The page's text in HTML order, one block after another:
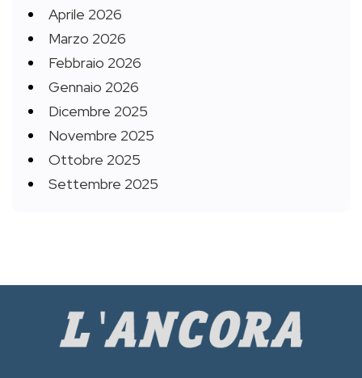
Aprile 2026
Marzo 2026
Febbraio 2026
Gennaio 2026
Dicembre 2025
Novembre 2025
Ottobre 2025
Settembre 2025